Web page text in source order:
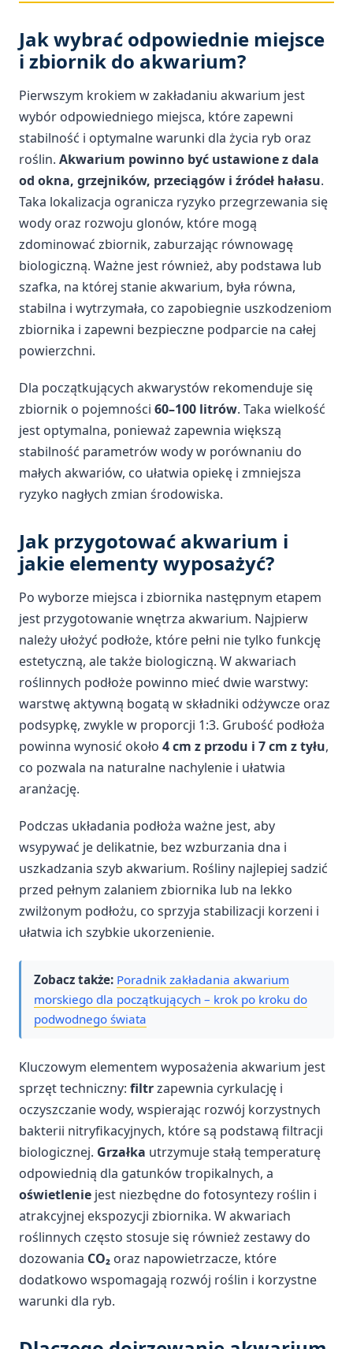
Jak wybrać odpowiednie miejsce
i zbiornik do akwarium?
Pierwszym krokiem w zakładaniu akwarium jest
wybór odpowiedniego miejsca, które zapewni
stabilność i optymalne warunki dla życia ryb oraz
roślin. Akwarium powinno być ustawione z dala
od okna, grzejników, przeciągów i źródeł hałasu.
Taka lokalizacja ogranicza ryzyko przegrzewania się
wody oraz rozwoju glonów, które mogą
zdominować zbiornik, zaburzając równowagę
biologiczną. Ważne jest również, aby podstawa lub
szafka, na której stanie akwarium, była równa,
stabilna i wytrzymała, co zapobiegnie uszkodzeniom
zbiornika i zapewni bezpieczne podparcie na całej
powierzchni.
Dla początkujących akwarystów rekomenduje się
zbiornik o pojemności 60–100 litrów. Taka wielkość
jest optymalna, ponieważ zapewnia większą
stabilność parametrów wody w porównaniu do
małych akwariów, co ułatwia opiekę i zmniejsza
ryzyko nagłych zmian środowiska.
Jak przygotować akwarium i
jakie elementy wyposażyć?
Po wyborze miejsca i zbiornika następnym etapem
jest przygotowanie wnętrza akwarium. Najpierw
należy ułożyć podłoże, które pełni nie tylko funkcję
estetyczną, ale także biologiczną. W akwariach
roślinnych podłoże powinno mieć dwie warstwy:
warstwę aktywną bogatą w składniki odżywcze oraz
podsypkę, zwykle w proporcji 1:3. Grubość podłoża
powinna wynosić około 4 cm z przodu i 7 cm z tyłu,
co pozwala na naturalne nachylenie i ułatwia
aranżację.
Podczas układania podłoża ważne jest, aby
wsypywać je delikatnie, bez wzburzania dna i
uszkadzania szyb akwarium. Rośliny najlepiej sadzić
przed pełnym zalaniem zbiornika lub na lekko
zwilżonym podłożu, co sprzyja stabilizacji korzeni i
ułatwia ich szybkie ukorzenienie.
Zobacz także: Poradnik zakładania akwarium
morskiego dla początkujących – krok po kroku do
podwodnego świata
Kluczowym elementem wyposażenia akwarium jest
sprzęt techniczny: filtrzapewnia cyrkulację i
oczyszczanie wody, wspierając rozwój korzystnych
bakterii nitryfikacyjnych, które są podstawą filtracji
biologicznej. Grzałka utrzymuje stałą temperaturę
odpowiednią dla gatunków tropikalnych, a
oświetlenie jest niezbędne do fotosyntezy roślin i
atrakcyjnej ekspozycji zbiornika. W akwariach
roślinnych często stosuje się również zestawy do
dozowania CO₂ oraz napowietrzacze, które
dodatkowo wspomagają rozwój roślin i korzystne
warunki dla ryb.